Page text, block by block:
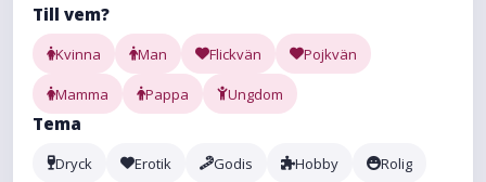
Till vem?
Kvinna Man Flickvän Pojkvän
Mamma Pappa Ungdom
Tema
Dryck Erotik Godis Hobby Rolig